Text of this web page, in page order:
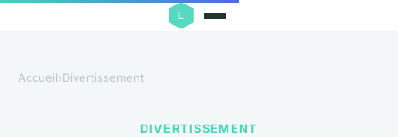
Accueil›Divertissement
DIVERTISSEMENT